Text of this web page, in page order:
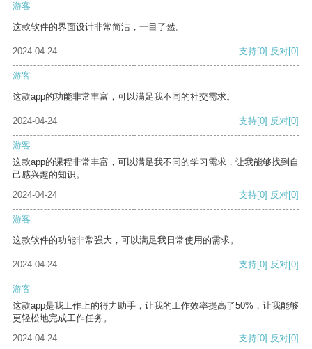
游客
这款软件的界面设计非常简洁，一目了然。
2024-04-24 支持[0] 反对[0]
游客
这款app的功能非常丰富，可以满足我不同的社交需求。
2024-04-24 支持[0] 反对[0]
游客
这款app的课程非常丰富，可以满足我不同的学习需求，让我能够找到自
己感兴趣的知识。
2024-04-24
支持[0] 反对[0]
游客
这款软件的功能非常强大，可以满足我日常使用的需求。
2024-04-24 支持[0] 反对[0]
游客
这款app是我工作上的得力助手，让我的工作效率提高了50%，让我能够
更轻松地完成工作任务。
2024-04-24
支持[0] 反对[0]